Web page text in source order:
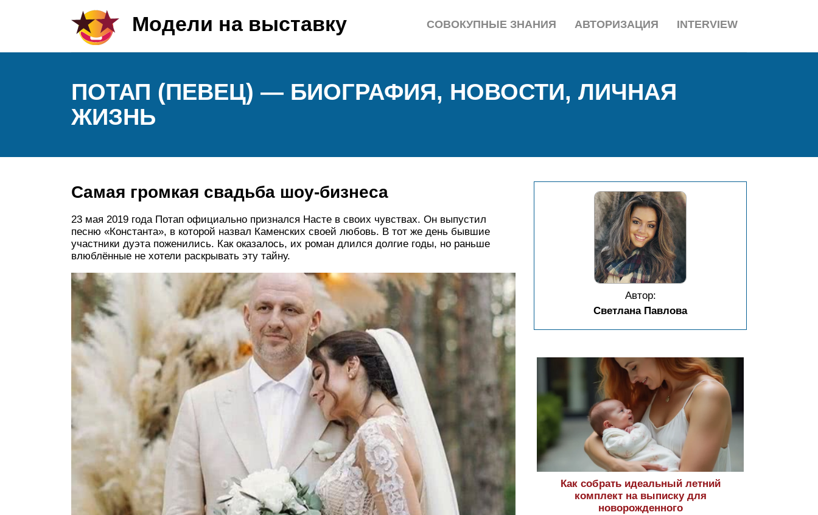
Модели на выставку INTERVIEW
АВТОРИЗАЦИЯ
СОВОКУПНЫЕ ЗНАНИЯ
ПОТАП (ПЕВЕЦ) — БИОГРАФИЯ, НОВОСТИ, ЛИЧНАЯ
ЖИЗНЬ
Самая громкая свадьба шоу-бизнеса
23 мая 2019 года Потап официально признался Насте в своих чувствах. Он выпустил
песню «Константа», в которой назвал Каменских своей любовь. В тот же день бывшие
участники дуэта поженились. Как оказалось, их роман длился долгие годы, но раньше
влюблённые не хотели раскрывать эту тайну.
Автор:
Светлана Павлова
Как собрать идеальный летний
комплект на выписку для
новорожденного